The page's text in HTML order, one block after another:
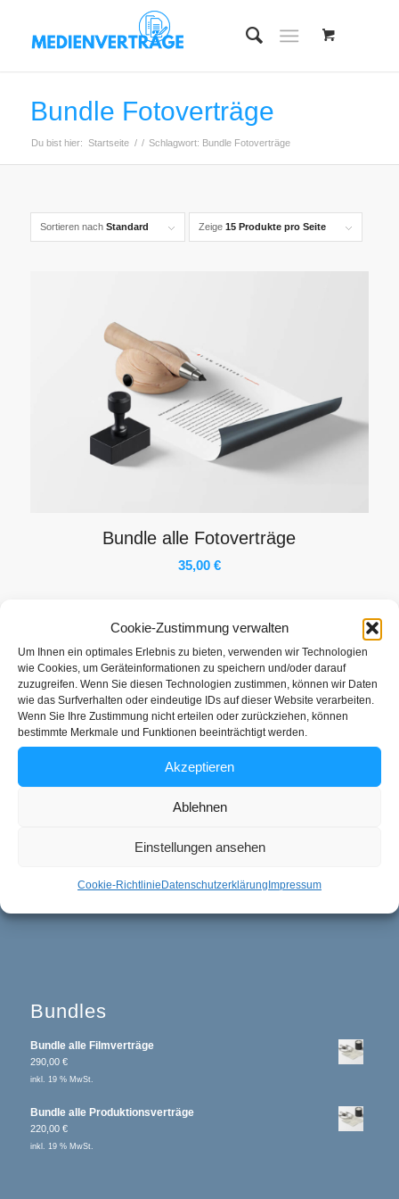
Cookie-Zustimmung verwalten
Um Ihnen ein optimales Erlebnis zu bieten, verwenden wir Technologien
wie Cookies, um Geräteinformationen zu speichern und/oder darauf
zuzugreifen. Wenn Sie diesen Technologien zustimmen, können wir Daten
wie das Surfverhalten oder eindeutige IDs auf dieser Website verarbeiten.
Wenn Sie Ihre Zustimmung nicht erteilen oder zurückziehen, können
bestimmte Merkmale und Funktionen beeinträchtigt werden.
Akzeptieren
Ablehnen
Einstellungen ansehen
Cookie-Richtlinie Datenschutzerklärung Impressum
Bundle Fotoverträge
Du bist hier: Startseite / / Schlagwort: Bundle Fotoverträge
Sortieren nach Standard Zeige 15 Produkte pro Seite
Bundle alle Fotoverträge
35,00 €
Film- und Medienverträge
Osterholzallee 76/1
71636 Ludwigsburg
Bundles
Bundle alle Filmverträge
290,00 €
inkl. 19 % MwSt.
Bundle alle Produktionsverträge
220,00 €
inkl. 19 % MwSt.